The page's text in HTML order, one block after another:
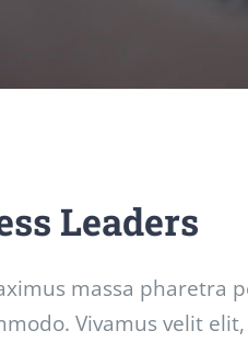
Leaders
massa pharetra
Vivamus velit